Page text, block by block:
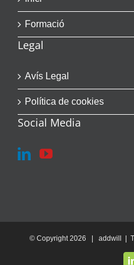
Formació
Legal
Avís Legal
Política de cookies
Social Media
© Copyright2026 | addwill |